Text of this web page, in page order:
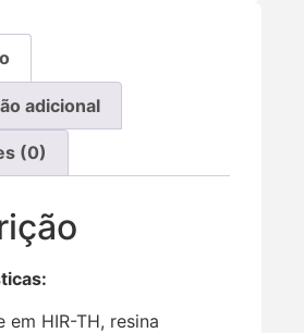
adicional
(0)
em HIR-TH, resina